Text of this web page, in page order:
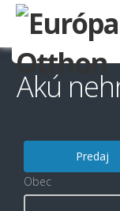
Akú
Predaj
Obec